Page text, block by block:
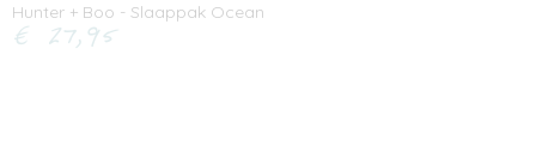
Hunter + Boo - Slaappak Ocean
€ 27,95